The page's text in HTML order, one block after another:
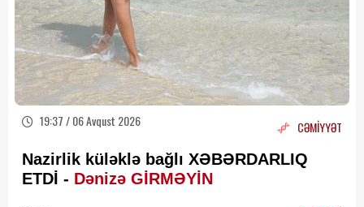
19:37 / 06 Avqust 2026 CƏMİYYƏT
Nazirlik küləklə bağlı XƏBƏRDARLIQ
ETDİ - Dənizə GİRMƏYİN